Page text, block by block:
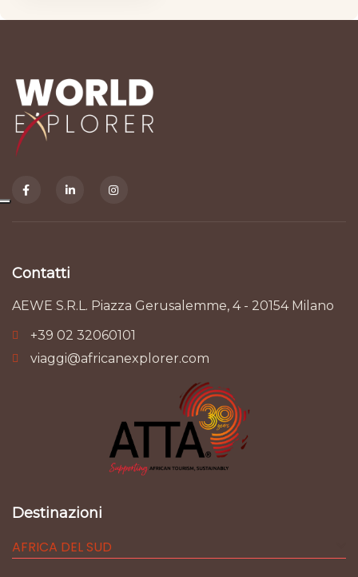
Contatti
AEWE S.R.L. Piazza Gerusalemme, 4 - 20154 Milano
+39 02 32060101
viaggi@africanexplorer.com
Destinazioni
AFRICA DEL SUD